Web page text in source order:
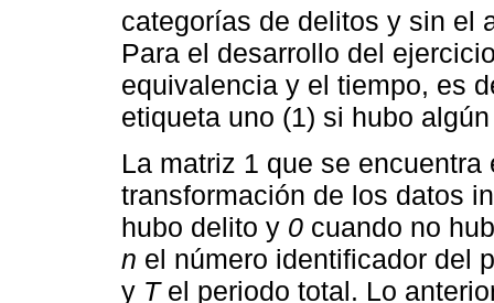
categorías de delitos y sin el
Para el desarrollo del
equivalencia y el tiempo, es
etiqueta uno (1) si hubo
La matriz 1 que se
transformación de los datos
hubo delito y 0 cuando no
n el número identificador del
y Tel periodo total. Lo